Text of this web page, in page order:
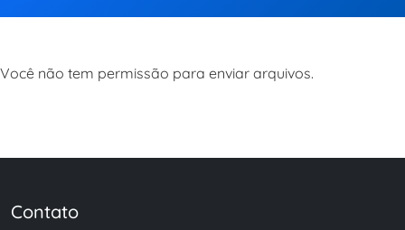
Você não tem permissão para enviar arquivos.
Contato